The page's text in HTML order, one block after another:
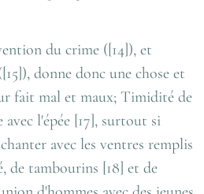
du crime ([14]), et
donne donc une chose et
fait mal et maux; Timidité de
l'épée [17], surtout si
avec les ventres remplis
de tambourins [18] et de